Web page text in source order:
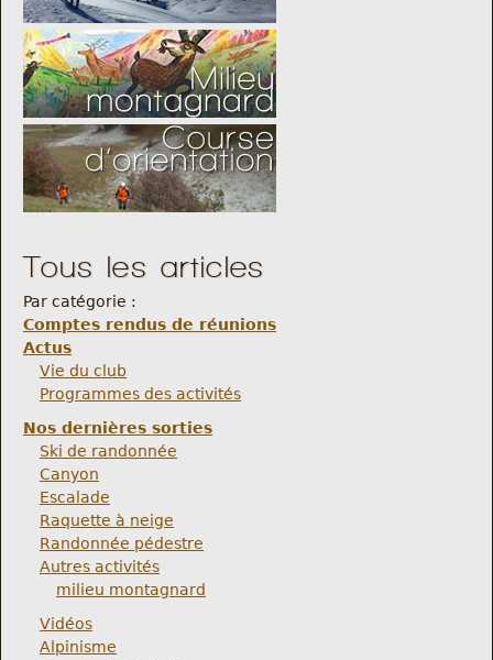
Tous les articles
Par catégorie :
Comptes rendus de réunions
Actus
Vie du club
Programmes des activités
Nos dernières sorties
Ski de randonnée
Canyon
Escalade
Raquette à neige
Randonnée pédestre
Autres activités
milieu montagnard
Vidéos
Alpinisme